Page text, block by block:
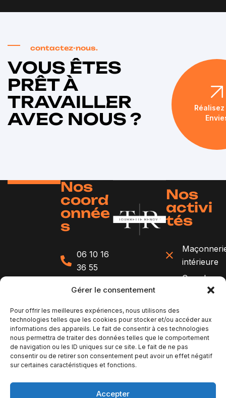
Gérer le consentement
Pour offrir les meilleures expériences, nous utilisons des
technologies telles que les cookies pour stocker et/ou accéder aux
informations des appareils. Le fait de consentir à ces technologies
nous permettra de traiter des données telles que le comportement
de navigation ou les ID uniques sur ce site. Le fait de ne pas
consentir ou de retirer son consentement peut avoir un effet négatif
sur certaines caractéristiques et fonctions.
Accepter
contactez-nous.
VOUS ÊTES
PRÊT À
TRAVAILLER
AVEC NOUS ?
Réalisez
Nos
coord
onnée
s
06 10 16
36 55
133
Avenue
Sainte
Marguerite
06200
Nos
activi
tés
intérieure
Carrelage
Peinture
et
finitions